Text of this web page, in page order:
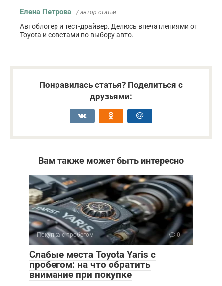
Елена Петрова / автор статьи
Автоблогер и тест-драйвер. Делюсь впечатлениями от
Toyota и советами по выбору авто.
Понравилась статья? Поделиться с
друзьями:
Вам также может быть интересно
Покупка с пробегом 0
Слабые места Toyota Yaris с
пробегом: на что обратить
внимание при покупке